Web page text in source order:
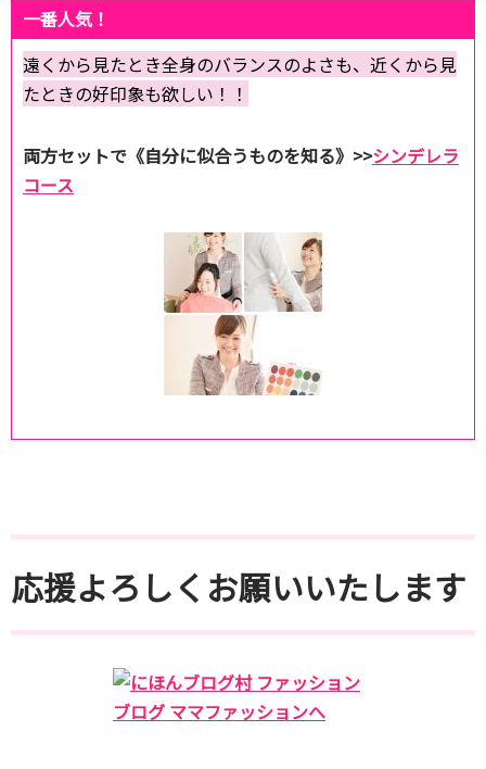
一番人気！
遠くから見たとき全身のバランスのよさも、近くから見
たときの好印象も欲しい！！
両方セットで《自分に似合うものを知る》>>シンデレラ
コース
応援よろしくお願いいたします